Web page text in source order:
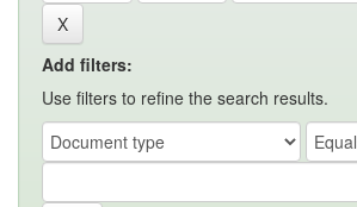
Add filters:
Use filters to refine the search results.